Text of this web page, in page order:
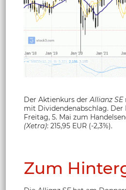
Der Aktienkurs derAllianz SE
mit Dividendenabschlag.
Freitag, 5. Mai zum
(Xetra): 215,95 EUR (-2,3%).
Zum